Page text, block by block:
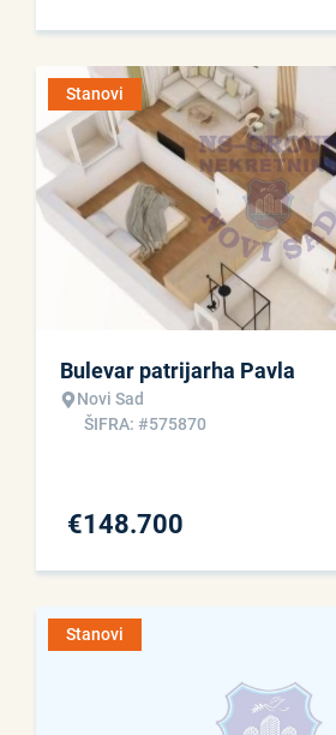
Stanovi
Bulevar patrijarha Pavla
Novi Sad
ŠIFRA: #575870
€148.700
Stanovi